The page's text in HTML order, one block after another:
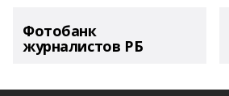
Фотобанк
журналистов РБ